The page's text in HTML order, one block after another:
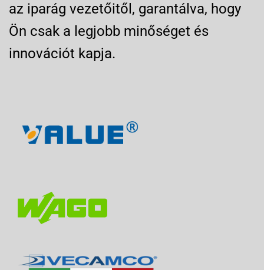
az iparág vezetőitől, garantálva, hogy
Ön csak a legjobb minőséget és
innovációt kapja.